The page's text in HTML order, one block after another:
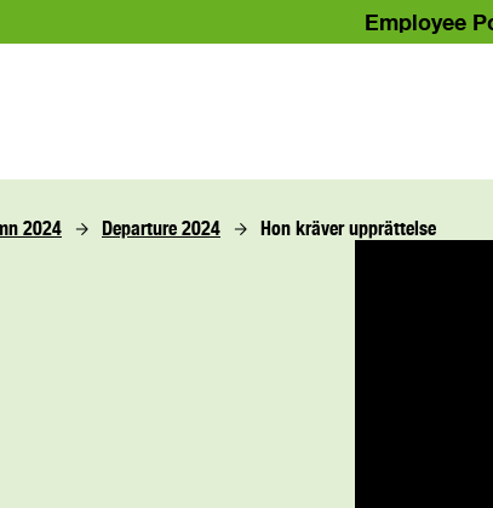
Employee
2024 Departure 2024 Hon kräver upprättelse